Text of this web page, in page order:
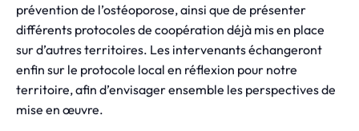
prévention de l’ostéoporose, ainsi que de présenter
différents protocoles de coopération déjà mis en place
sur d’autres territoires. Les intervenants échangeront
enfin sur le protocole local en réflexion pour notre
territoire, afin d’envisager ensemble les perspectives de
mise en œuvre.